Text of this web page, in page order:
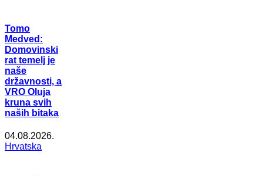
Tomo
Medved:
Domovinski
rat temelj je
naše
državnosti, a
VRO Oluja
kruna svih
naših bitaka
04.08.2026.
Hrvatska